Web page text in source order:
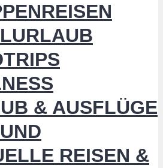
& AUSFLÜGE
REISEN &